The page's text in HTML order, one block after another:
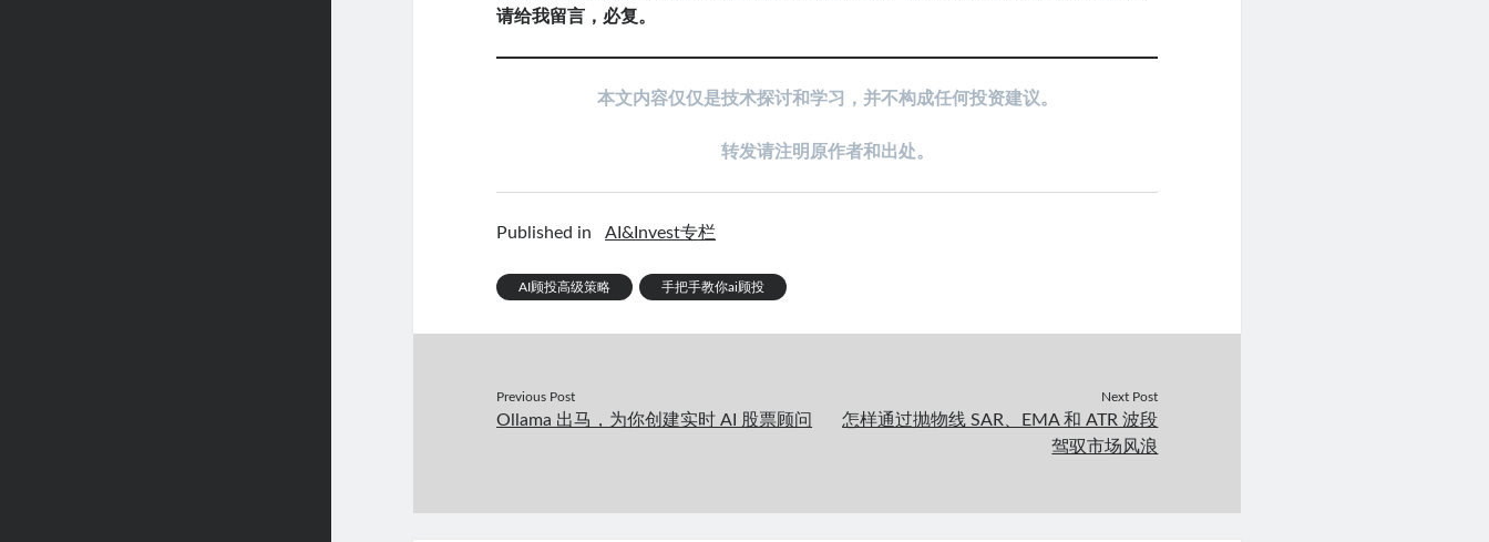
请给我留言，必复。
本文内容仅仅是技术探讨和学习，并不构成任何投资建议。
转发请注明原作者和出处。
Published in AI&Invest专栏
AI顾投高级策略 手把手教你ai顾投
Previous Post
Ollama 出马，为你创建实时 AI 股票顾问
Next Post
怎样通过抛物线 SAR、EMA 和 ATR 波段
驾驭市场风浪